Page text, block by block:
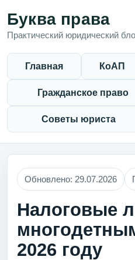
Буква права
Практический юридический
Главная КоАП
Гражданское право
Советы юриста
Обновлено: 29.07.2026
Налоговые
2026 году